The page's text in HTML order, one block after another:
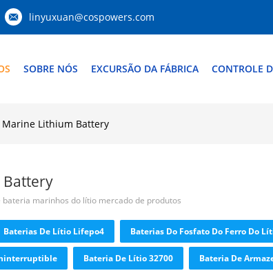
linyuxuan@cospowers.com
SOBRE NÓS EXCURSÃO DA FÁBRICA CONTROLE
Marine Lithium Battery
bateria marinhos do lítio mercado de produtos
Baterias De Lítio Lifepo4 Baterias Do Fosfato Do Ferro Do
Bateria De Lítio 32700 Bateria De